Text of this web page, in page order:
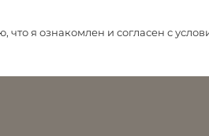
я ознакомлен и согласен с